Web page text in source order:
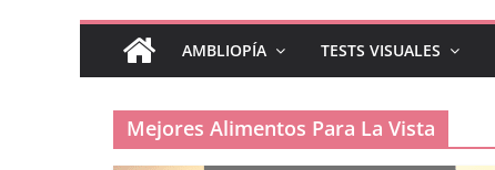
AMBLIOPÍA TESTS VISUALES
Mejores Alimentos Para La Vista